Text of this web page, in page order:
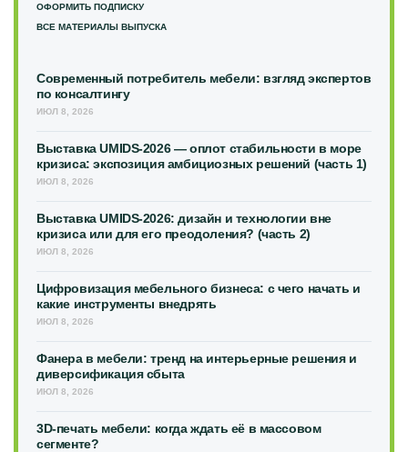
ОФОРМИТЬ ПОДПИСКУ
ВСЕ МАТЕРИАЛЫ ВЫПУСКА
Современный потребитель мебели: взгляд экспертов
по консалтингу
ИЮЛ 8, 2026
Выставка UMIDS-2026 — оплот стабильности в море
кризиса: экспозиция амбициозных решений (часть 1)
ИЮЛ 8, 2026
Выставка UMIDS-2026: дизайн и технологии вне
кризиса или для его преодоления? (часть 2)
ИЮЛ 8, 2026
Цифровизация мебельного бизнеса: с чего начать и
какие инструменты внедрять
ИЮЛ 8, 2026
Фанера в мебели: тренд на интерьерные решения и
диверсификация сбыта
ИЮЛ 8, 2026
3D-печать мебели: когда ждать её в массовом
сегменте?